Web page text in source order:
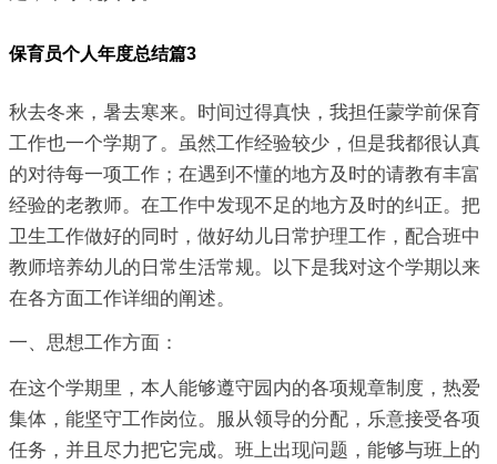
保育员个人年度总结篇3
秋去冬来，暑去寒来。时间过得真快，我担任蒙学前保育
工作也一个学期了。虽然工作经验较少，但是我都很认真
的对待每一项工作；在遇到不懂的地方及时的请教有丰富
经验的老教师。在工作中发现不足的地方及时的纠正。把
卫生工作做好的同时，做好幼儿日常护理工作，配合班中
教师培养幼儿的日常生活常规。以下是我对这个学期以来
在各方面工作详细的阐述。
一、思想工作方面：
在这个学期里，本人能够遵守园内的各项规章制度，热爱
集体，能坚守工作岗位。服从领导的分配，乐意接受各项
任务，并且尽力把它完成。班上出现问题，能够与班上的